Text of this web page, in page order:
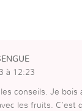
à 12:23
conseils. Je bois
les fruits. C’est